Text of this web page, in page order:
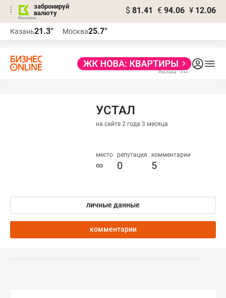
забронируй
валюту
$ 81.41 € 94.06 ¥ 12.06
Казань21.3° Москва25.7°
УСТАЛ
на сайте 2 года 3 месяца
место
∞
репутация
0
комментарии
5
личные данные
комментарии